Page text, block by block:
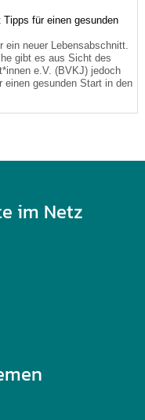
für einen gesunden
neuer Lebensabschnitt.
gibt es aus Sicht des
e.V. (BVKJ) jedoch
einen gesunden Start in den
im Netz